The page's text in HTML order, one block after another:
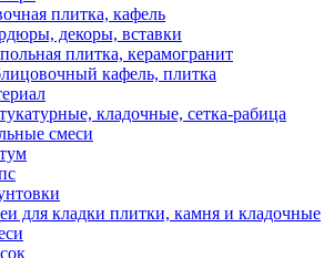
плитка, кафель
декоры, вставки
плитка, керамогранит
кафель, плитка
кладочные, сетка-рабица
смеси
для кладки плитки, камня и кладочные